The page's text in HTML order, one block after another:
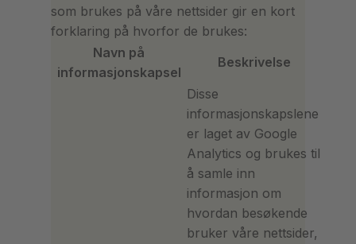
som brukes på våre nettsider gir en kort
forklaring på hvorfor de brukes:
Navn på
informasjonskapsel
Beskrivelse
Disse
informasjonskapslene
er laget av Google
Analytics og brukes til
å samle inn
informasjon om
hvordan besøkende
bruker våre nettsider,